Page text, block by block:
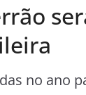
no ano